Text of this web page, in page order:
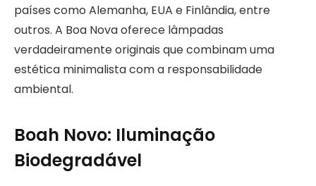
países como Alemanha, EUA e Finlândia, entre
outros. A Boa Nova oferece lâmpadas
verdadeiramente originais que combinam uma
estética minimalista com a responsabilidade
ambiental.
Boah Novo: Iluminação
Biodegradável